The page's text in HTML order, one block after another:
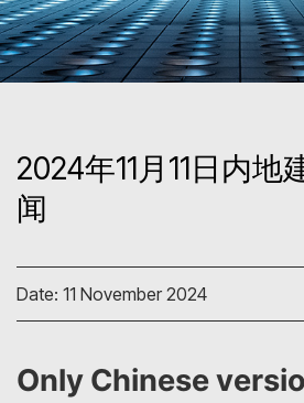
2024年11月11日内地
闻
Date: 11 November 2024
Only Chinese